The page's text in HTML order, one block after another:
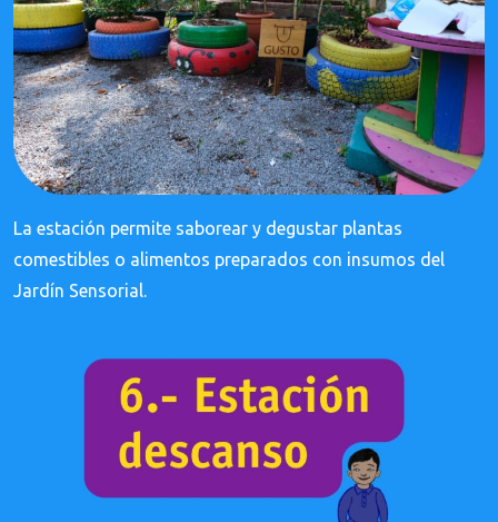
La estación permite saborear y degustar plantas
comestibles o alimentos preparados con insumos del
Jardín Sensorial.